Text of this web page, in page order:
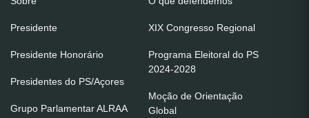
Presidente
Presidente Honorário
Presidentes do PS/Açores
Grupo Parlamentar ALRAA
XIX Congresso Regional
Programa Eleitoral do PS
2024-2028
Moção de Orientação
Global